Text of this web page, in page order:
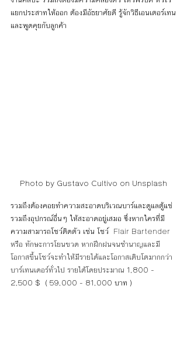
แยกประสาทให้ออก ต้องมีอัธยาศัยดี รู้จักวิธีเอนเตอร์เทน
และพูดคุยกับลูกค้า
Photo by Gustavo Cultivo on Unsplash
รวมถึงต้องคอยทำความสะอาดบริเวณบาร์และดูแลตู้แช่
รวมถึงอุปกรณ์อื่นๆ ให้สะอาดอยู่เสมอ ซึ่งหากใครที่มี
ความสามารถโชว์ติดตัว เช่น โชว์ Flair Bartender
หรือ ทักษะการโยนขวด หากฝึกฝนจนชำนาญและมี
โอกาสขึ้นโชว์จะทำให้มีรายได้และโอกาสเติบโตมากกว่า
บาร์เทนเดอร์ทั่วไป รายได้โดยประมาณ 1,800 -
2,500 $  ( 59,000 - 81,000 บาท )